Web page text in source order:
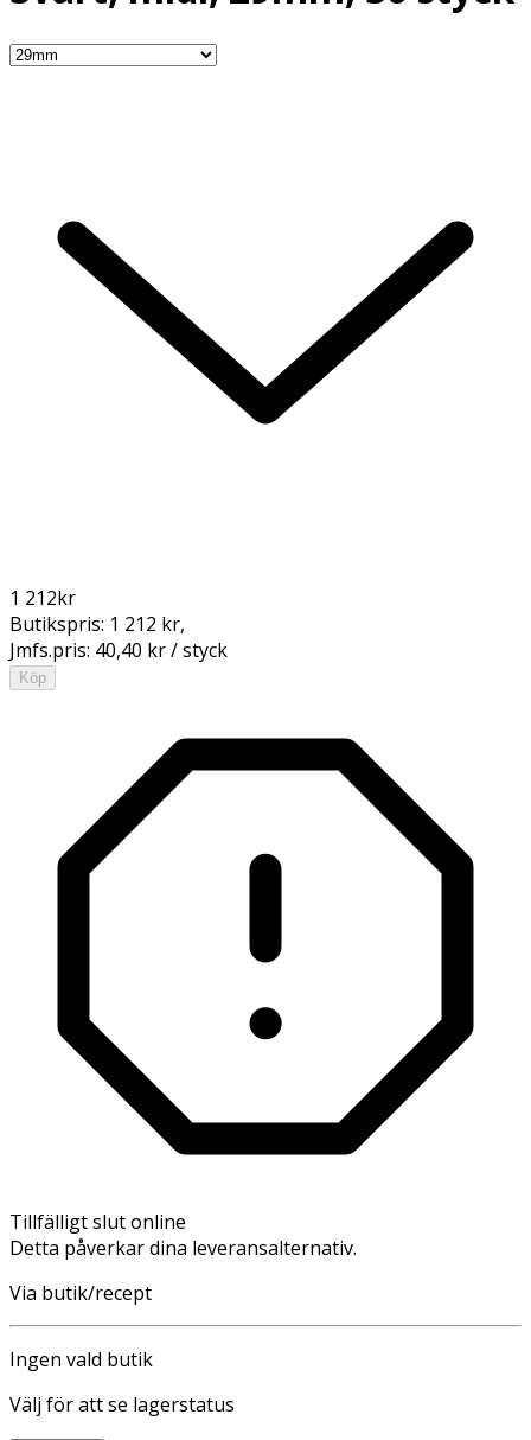
1 212kr
Butikspris: 1 212 kr,
Jmfs.pris: 40,40 kr / styck
Köp
Tillfälligt slut online
Detta påverkar dina leveransalternativ.
Via butik/recept
Ingen vald butik
Välj för att se lagerstatus